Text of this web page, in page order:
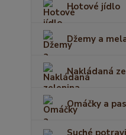
Hotové jídlo
Džemy a
Nakládaná
Omáčky a
Suché